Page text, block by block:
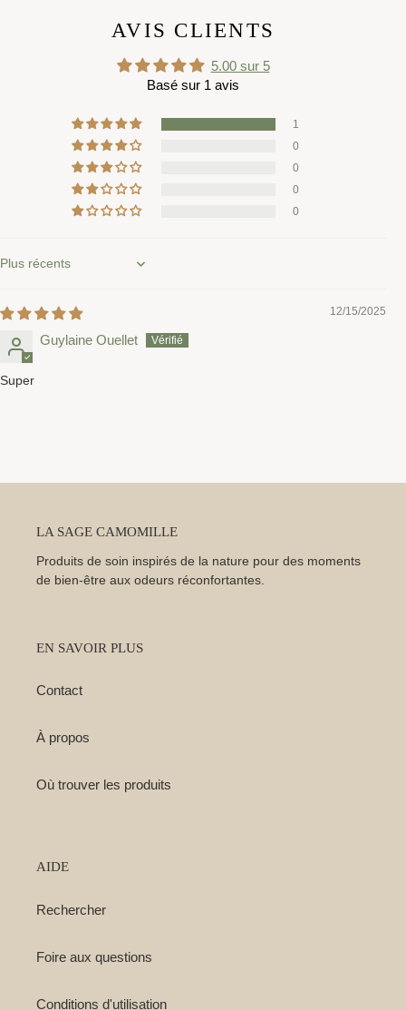
AVIS CLIENTS
5.00 sur 5
Basé sur 1 avis
1
0
0
0
0
Sort by
12/15/2025
Guylaine Ouellet
Super
LA SAGE CAMOMILLE
Produits de soin inspirés de la nature pour des moments
de bien-être aux odeurs réconfortantes.
EN SAVOIR PLUS
Contact
À propos
Où trouver les produits
AIDE
Rechercher
Foire aux questions
Conditions d'utilisation